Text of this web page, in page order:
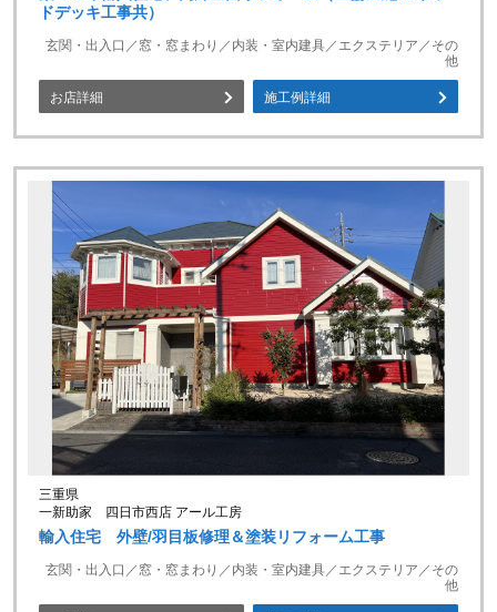
ドデッキ工事共）
玄関・出入口／窓・窓まわり／内装・室内建具／エクステリア／その
他
お店詳細 施工例詳細
三重県
一新助家 四日市西店 アール工房
輸入住宅 外壁/羽目板修理＆塗装リフォーム工事
玄関・出入口／窓・窓まわり／内装・室内建具／エクステリア／その
他